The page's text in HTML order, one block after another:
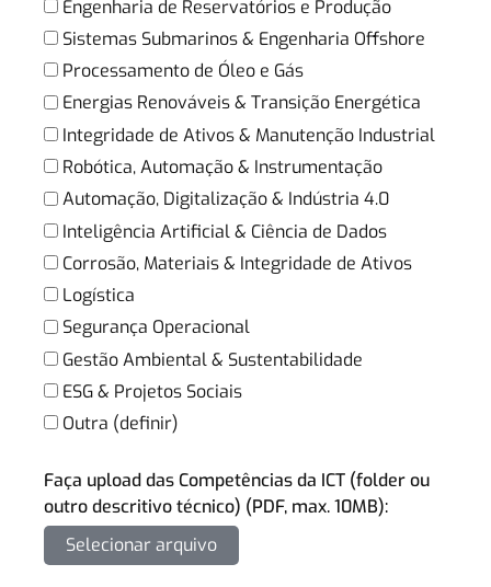
Engenharia de Reservatórios e Produção
Sistemas Submarinos & Engenharia Offshore
Processamento de Óleo e Gás
Energias Renováveis & Transição Energética
Integridade de Ativos & Manutenção Industrial
Robótica, Automação & Instrumentação
Automação, Digitalização & Indústria 4.0
Inteligência Artificial & Ciência de Dados
Corrosão, Materiais & Integridade de Ativos
Logística
Segurança Operacional
Gestão Ambiental & Sustentabilidade
ESG & Projetos Sociais
Outra (definir)
Faça upload das Competências da ICT (folder ou
outro descritivo técnico) (PDF, max. 10MB):
Selecionar arquivo